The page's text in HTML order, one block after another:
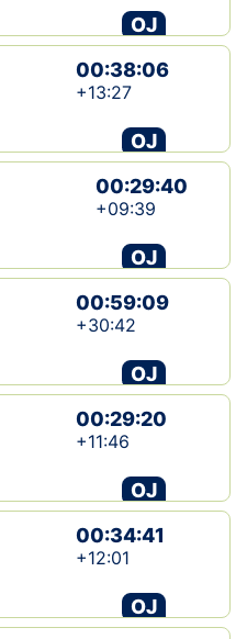
OJ
00:38:06
+13:27
OJ
00:29:40
+09:39
OJ
00:59:09
+30:42
OJ
00:29:20
+11:46
OJ
00:34:41
+12:01
OJ